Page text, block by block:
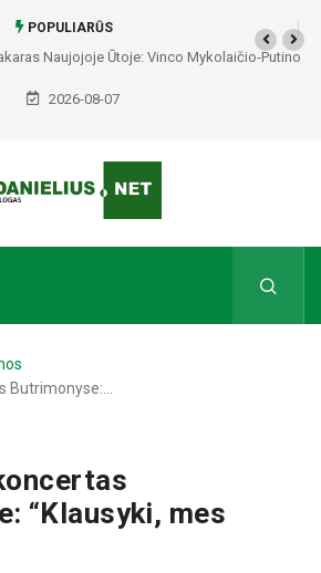
POPULIARŪS
Naujojoje Ūtoje: Vinco Mykolaičio-Putino
eilės, dainos ir arbatos puodelių šiluma
2026-08-07
Butrimonyse:…
“Klausyki, mes